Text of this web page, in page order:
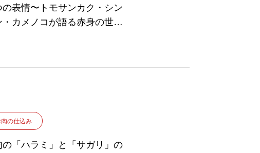
の表情〜トモサンカク・シン
・カメノコが語る赤身の世
の仕込み
の「ハラミ」と「サガリ」の